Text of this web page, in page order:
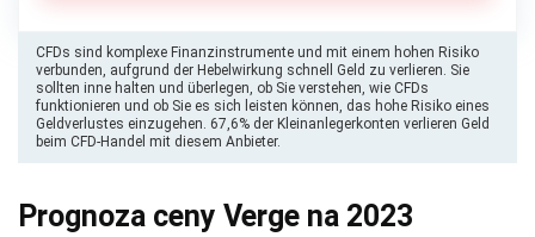
CFDs sind komplexe Finanzinstrumente und mit einem hohen Risiko
verbunden, aufgrund der Hebelwirkung schnell Geld zu verlieren. Sie
sollten inne halten und überlegen, ob Sie verstehen, wie CFDs
funktionieren und ob Sie es sich leisten können, das hohe Risiko eines
Geldverlustes einzugehen. 67,6% der Kleinanlegerkonten verlieren Geld
beim CFD-Handel mit diesem Anbieter.
Prognoza ceny Verge na 2023